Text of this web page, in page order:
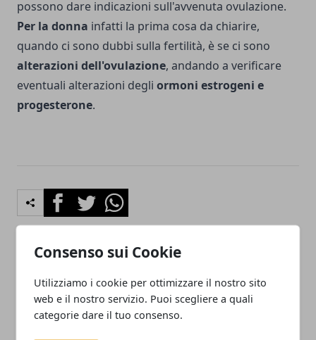
Consenso sui Cookie
Utilizziamo i cookie per ottimizzare il nostro sito
web e il nostro servizio. Puoi scegliere a quali
categorie dare il tuo consenso.
possono dare indicazioni sull'avvenuta ovulazione.
Per la donna infatti la prima cosa da chiarire,
quando ci sono dubbi sulla fertilità, è se ci sono
alterazioni dell'ovulazione, andando a verificare
eventuali alterazioni degli ormoni estrogeni e
progesterone.
FacebookTwitterWhatsapp
Come prevenire l'
osteoporosi: dieta e attività
fisica costante a tutte le età
Sindrome di Asperger-
Centri specializzati in